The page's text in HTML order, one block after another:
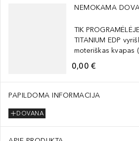
NEMOKAMA
TIK
TITANIUM EDP
moteriškas kvapas
0,00 €
PAPILDOMA INFORMACIJA
DOVANA